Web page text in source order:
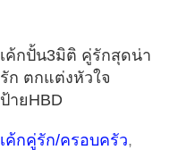
เค้กปั้น3มิติ คู่รักสุดน่า
รัก ตกแต่งหัวใจ
ป้ายHBD
เค้กคู่รัก/ครอบครัว,